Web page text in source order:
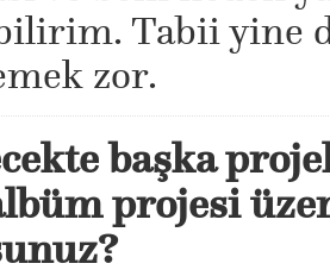
Tabii yine
zor.
başka
projesi